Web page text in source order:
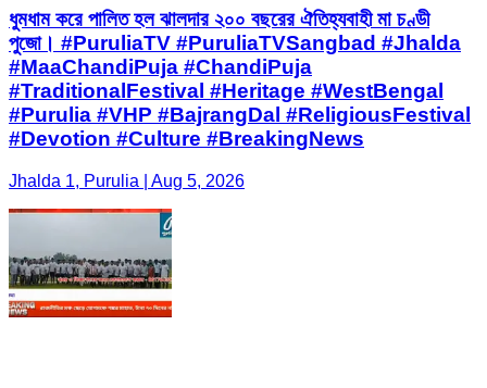
ধুমধাম করে পালিত হল ঝালদার ২০০ বছরের ঐতিহ্যবাহী মা চণ্ডী
পুজো। #PuruliaTV #PuruliaTVSangbad #Jhalda
#MaaChandiPuja #ChandiPuja
#TraditionalFestival #Heritage #WestBengal
#Purulia #VHP #BajrangDal #ReligiousFestival
#Devotion #Culture #BreakingNews
Jhalda 1, Purulia | Aug 5, 2026